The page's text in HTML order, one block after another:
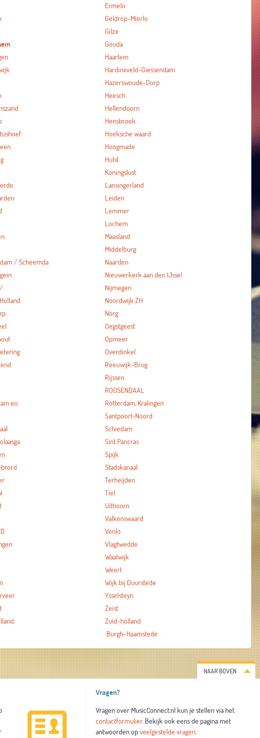
Ermelo
Geldrop-Mierlo
Gilze
Gouda
Haarlem
Hardinxveld-Giessendam
Hazerswoude-Dorp
Heesch
Hellendoorn
Hensbroek
Hoeksche waard
Hoogmade
Hulst
Koningslust
Lansingerland
Leiden
Lemmer
Lochem
Maasland
Middelburg
/ Scheemda
Naarden
Nieuwerkerk aan den IJssel
Nijmegen
Noordwijk ZH
Norg
Oegstgeest
Opmeer
Overdinkel
Reeuwijk-Brug
Rijssen
ROOSENDAAL
eo
Rotterdam, Kralingen
Santpoort-Noord
Schiedam
Sint Pancras
Spijk
Stadskanaal
Terheijden
Tiel
Uithoorn
Valkenswaard
Venlo
Vlagtwedde
Waalwijk
Weert
Wijk bij Duurstede
Ysselsteyn
Zeist
Zuid-holland
Burgh-Haamstede
NAAR BOVEN
Vragen?
Vragen over MusicConnect.nl kun je stellen via het
contactformulier. Bekijk ook eens de pagina met
antwoorden opveelgestelde vragen.